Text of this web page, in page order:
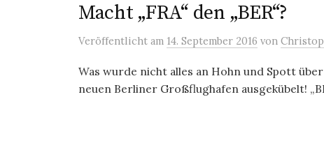
Macht „FRA“ den „BER“?
Veröffentlicht am 14. September 2016 von
Was wurde nicht alles an Hohn und Spott
neuen Berliner Großflughafen ausgekübelt!